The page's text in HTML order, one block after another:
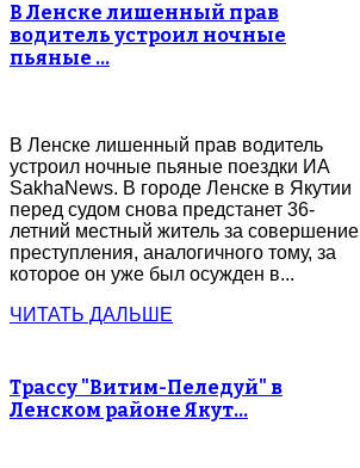
В Ленске лишенный прав
водитель устроил ночные
пьяные …
В Ленске лишенный прав водитель
устроил ночные пьяные поездки ИА
SakhaNews. В городе Ленске в Якутии
перед судом снова предстанет 36-
летний местный житель за совершение
преступления, аналогичного тому, за
которое он уже был осужден в...
ЧИТАТЬ ДАЛЬШЕ
Трассу "Витим-Пеледуй" в
Ленском районе Якут…